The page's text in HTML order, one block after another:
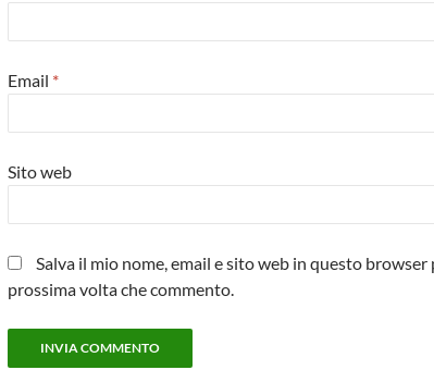
Email *
Sito web
Salva il mio nome, email e sito web in questo browser
prossima volta che commento.